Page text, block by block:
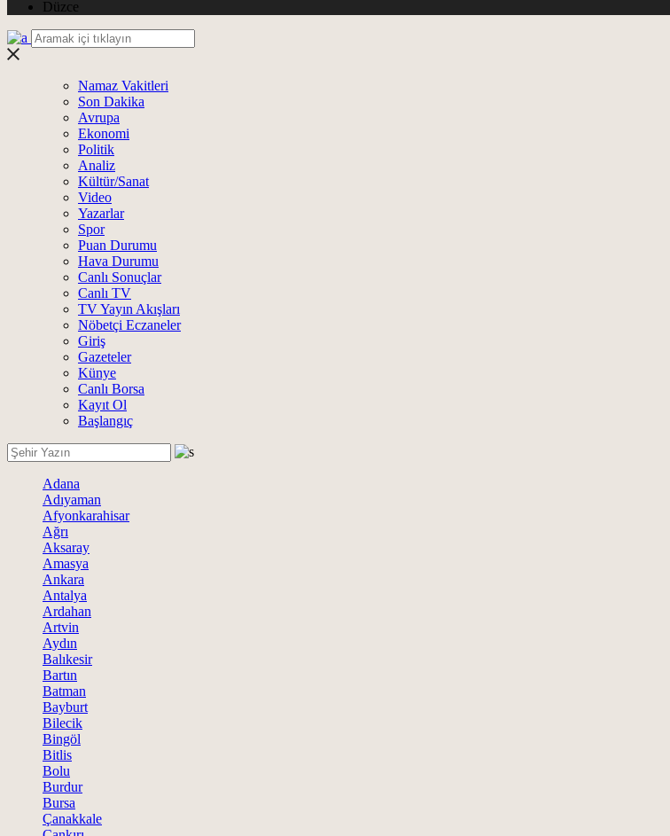
Düzce
Namaz Vakitleri
Son Dakika
Avrupa
Ekonomi
Politik
Analiz
Kültür/Sanat
Video
Yazarlar
Spor
Puan Durumu
Hava Durumu
Canlı Sonuçlar
Canlı TV
TV Yayın Akışları
Nöbetçi Eczaneler
Giriş
Gazeteler
Künye
Canlı Borsa
Kayıt Ol
Başlangıç
Adana
Adıyaman
Afyonkarahisar
Ağrı
Aksaray
Amasya
Ankara
Antalya
Ardahan
Artvin
Aydın
Balıkesir
Bartın
Batman
Bayburt
Bilecik
Bingöl
Bitlis
Bolu
Burdur
Bursa
Çanakkale